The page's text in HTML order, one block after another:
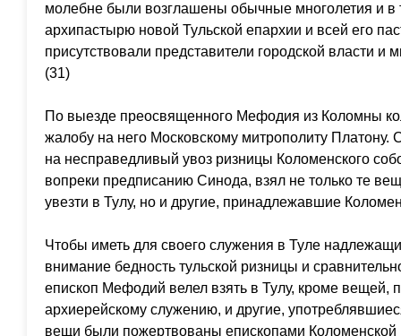
молебне были возглашены обычные многолетия и в
архипастырю новой Тульской епархии и всей его
присутствовали представители городской власти и
(31)
По выезде преосвященного Мефодия из Коломны
жалобу на него Московскому митрополиту
на несправедливый увоз ризницы Коломенского
вопреки предписанию Синода, взял не только те
увезти в Тулу, но и другие, принадлежавшие
Чтобы иметь для своего служения в Туле
внимание бедность тульской ризницы и
епископ Мефодий велел взять в Тулу, кроме вещей,
архиерейскому служению, и другие,
вещи были пожертвованы епископами